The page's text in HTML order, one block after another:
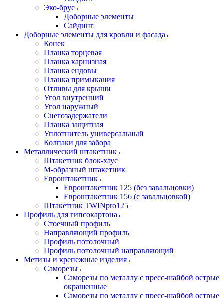
Эко-брус
Доборные элементы
Сайдинг
Доборные элементы для кровли и фасада
Конек
Планка торцевая
Планка карнизная
Планка ендовы
Планка примыкания
Отливы для крыши
Угол внутренний
Угол наружный
Снегозадержатели
Планка защитная
Уплотнитель универсальный
Колпаки для забора
Металлический штакетник
Штакетник блок-хаус
М-образный штакетник
Евроштакетник
Евроштакетник 125 (без завальцовки)
Евроштакетник 156 (с завальцовкой)
Штакетник TWINpro125
Профиль для гипсокартона
Стоечный профиль
Направляющий профиль
Профиль потолочный
Профиль потолочный направляющий
Метизы и крепежные изделия
Саморезы
Саморезы по металлу с пресс-шайбой острые
окрашенные
Саморезы по металлу с пресс-шайбой острые